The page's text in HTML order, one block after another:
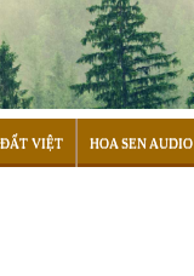
VIỆT HOA SEN AUDIO